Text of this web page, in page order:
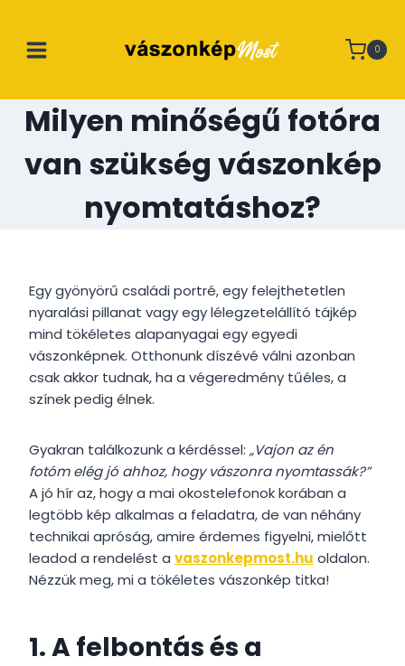
content
0
Milyen minőségű fotóra
van szükség vászonkép
nyomtatáshoz?
Egy gyönyörű családi portré, egy felejthetetlen
nyaralási pillanat vagy egy lélegzetelállító tájkép
mind tökéletes alapanyagai egy egyedi
vászonképnek. Otthonunk díszévé válni azonban
csak akkor tudnak, ha a végeredmény tűéles, a
színek pedig élnek.
Gyakran találkozunk a kérdéssel: „Vajon az én
fotóm elég jó ahhoz, hogy vászonra nyomtassák?”
A jó hír az, hogy a mai okostelefonok korában a
legtöbb kép alkalmas a feladatra, de van néhány
technikai apróság, amire érdemes figyelni, mielőtt
leadod a rendelést a vaszonkepmost.hu oldalon.
Nézzük meg, mi a tökéletes vászonkép titka!
1. A felbontás és a